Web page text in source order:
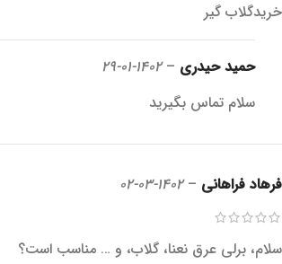
خریدگلاب گیر
حمید حیدری –
1402-01-29
سلام تماس بگیرید
فرهاد فراهانی –
1402-03-02
سلام، برلی عرق نعنا، گلاب، و … مناسب است؟